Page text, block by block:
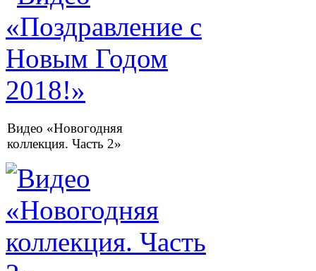
Видео «Новогодняя
коллекция. Часть 2»